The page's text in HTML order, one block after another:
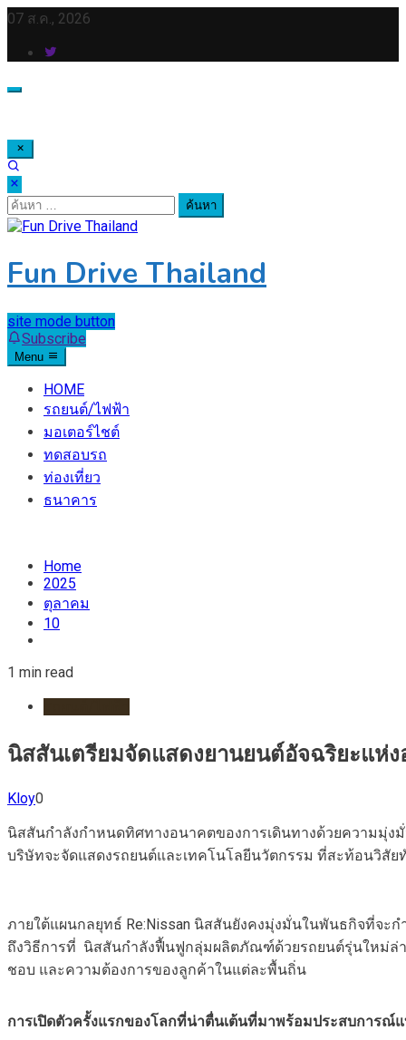
Skip
content
07 ส.ค., 2026
ค้นหา
สำหรับ:
Fun Drive Thailand
site mode button
Subscribe
Menu
HOME
รถยนต์/ไฟฟ้า
มอเตอร์ไชต์
ทดสอบรถ
ท่องเที่ยว
ธนาคาร
Home
2025
ตุลาคม
10
1 min read
นิสสันเตรียมจัดแสดงยานยนต์อัจฉริยะแห่
Kloy0
นิสสันกำลังกำหนดทิศทางอนาคตของการเดินทางด้วยความมุ่ง
บริษัทจะจัดแสดงรถยนต์และเทคโนโลยีนวัตกรรม ที่สะท้อนวิ
ภายใต้แผนกลยุทธ์ Re:Nissan นิสสันยังคงมุ่งมั่นในพันธกิจที่จ
ถึงวิธีการที่ นิสสันกำลังฟื้นฟูกลุ่มผลิตภัณฑ์ด้วยรถยนต์รุ่นใหม่
ชอบ และความต้องการของลูกค้าในแต่ละพื้นถิ่น
การเปิดตัวครั้งแรกของโลกที่น่าตื่นเต้นที่มาพร้อมประสบการณ์